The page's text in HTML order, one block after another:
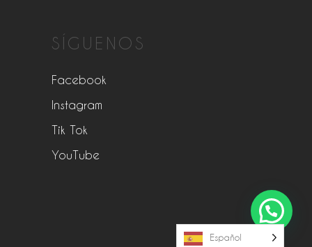
SÍGUENOS
Facebook
Instagram
Tik Tok
YouTube
Español